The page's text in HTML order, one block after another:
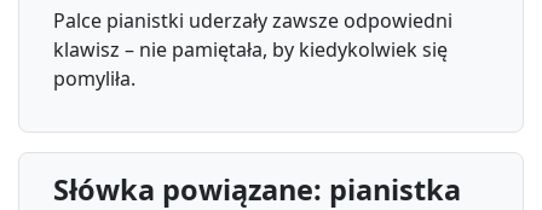
Palce pianistki uderzały zawsze odpowiedni
klawisz – nie pamiętała, by kiedykolwiek się
pomyliła.
Słówka powiązane: pianistka